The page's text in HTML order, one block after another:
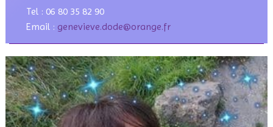
Tel : 06 80 35 82 90
Email : genevieve.dode@orange.fr